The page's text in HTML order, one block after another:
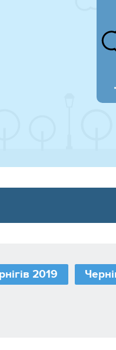
2019